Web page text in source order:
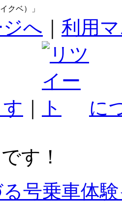
クベ）」
ジへ 利用
に
す！
号乗車体